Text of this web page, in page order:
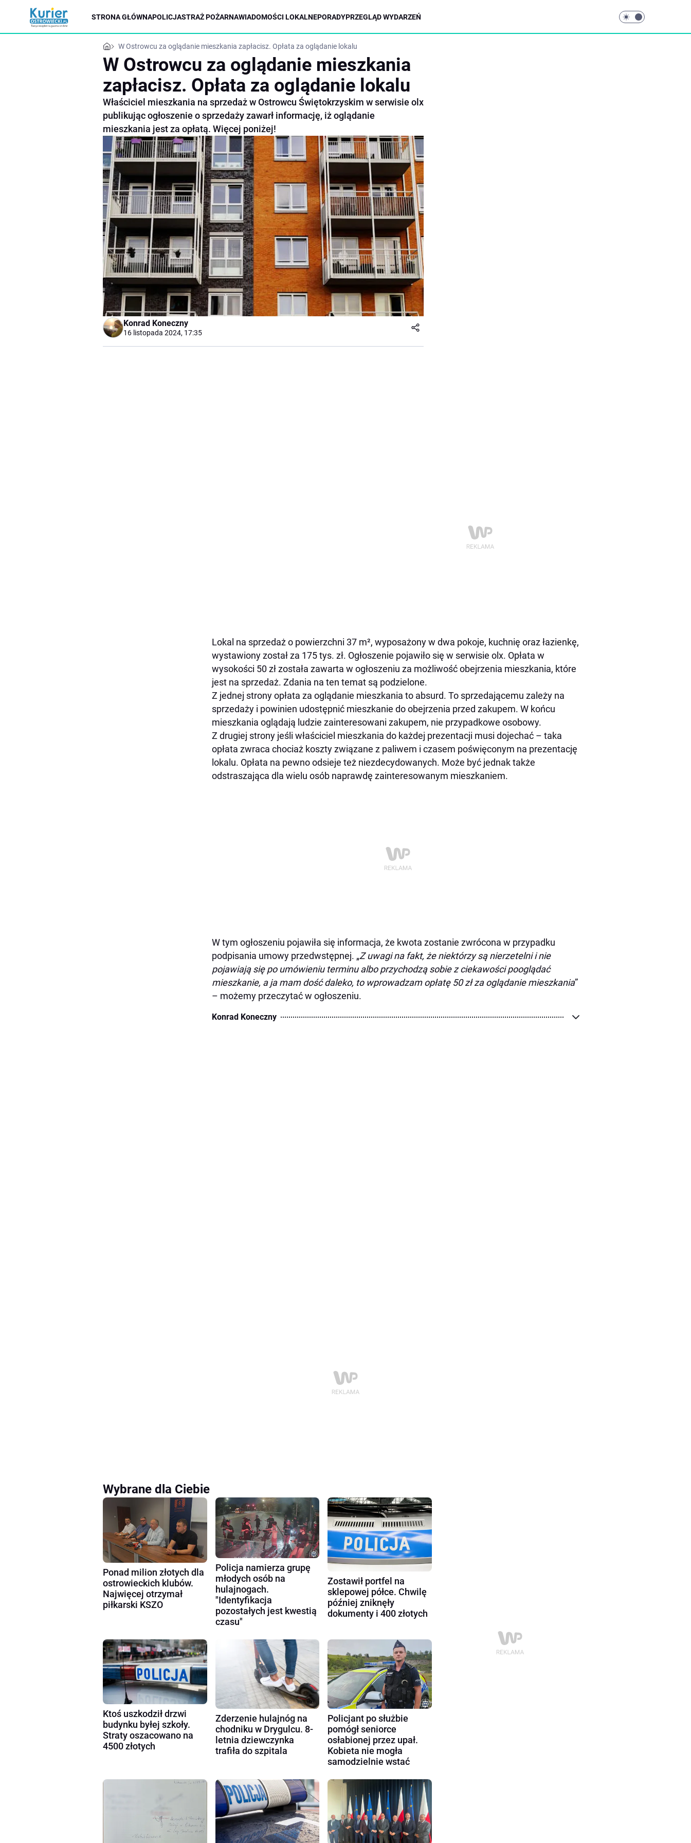
STRONA GŁÓWNAPOLICJASTRAŻ POŻARNAWIADOMOŚCI LOKALNEPORADYPRZEGLĄD WYDARZEŃ
W Ostrowcu za oglądanie mieszkania zapłacisz. Opłata za oglądanie lokalu
W Ostrowcu za oglądanie mieszkania
zapłacisz. Opłata za oglądanie lokalu
Właściciel mieszkania na sprzedaż w Ostrowcu Świętokrzyskim w serwisie olx
publikując ogłoszenie o sprzedaży zawarł informację, iż oglądanie
mieszkania jest za opłatą. Więcej poniżej!
Konrad Koneczny
16 listopada 2024, 17:35
Lokal na sprzedaż o powierzchni 37 m², wyposażony w dwa pokoje, kuchnię oraz łazienkę,
wystawiony został za 175 tys. zł. Ogłoszenie pojawiło się w serwisie olx. Opłata w
wysokości 50 zł została zawarta w ogłoszeniu za możliwość obejrzenia mieszkania, które
jest na sprzedaż. Zdania na ten temat są podzielone.
Z jednej strony opłata za oglądanie mieszkania to absurd. To sprzedającemu zależy na
sprzedaży i powinien udostępnić mieszkanie do obejrzenia przed zakupem. W końcu
mieszkania oglądają ludzie zainteresowani zakupem, nie przypadkowe osobowy.
Z drugiej strony jeśli właściciel mieszkania do każdej prezentacji musi dojechać – taka
opłata zwraca chociaż koszty związane z paliwem i czasem poświęconym na prezentację
lokalu. Opłata na pewno odsieje też niezdecydowanych. Może być jednak także
odstraszająca dla wielu osób naprawdę zainteresowanym mieszkaniem.
W tym ogłoszeniu pojawiła się informacja, że kwota zostanie zwrócona w przypadku
podpisania umowy przedwstępnej. „Z uwagi na fakt, że niektórzy są nierzetelni i nie
pojawiają się po umówieniu terminu albo przychodzą sobie z ciekawości pooglądać
mieszkanie, a ja mam dość daleko, to wprowadzam opłatę 50 zł za oglądanie mieszkania”
– możemy przeczytać w ogłoszeniu.
Konrad Koneczny
Wybrane dla Ciebie
Ponad milion złotych dla
ostrowieckich klubów.
Najwięcej otrzymał
piłkarski KSZO
Policja namierza grupę
młodych osób na
hulajnogach.
"Identyfikacja
pozostałych jest kwestią
czasu"
Zostawił portfel na
sklepowej półce. Chwilę
później zniknęły
dokumenty i 400 złotych
Ktoś uszkodził drzwi
budynku byłej szkoły.
Straty oszacowano na
4500 złotych
Zderzenie hulajnóg na
chodniku w Drygulcu. 8-
letnia dziewczynka
trafiła do szpitala
Policjant po służbie
pomógł seniorce
osłabionej przez upał.
Kobieta nie mogła
samodzielnie wstać